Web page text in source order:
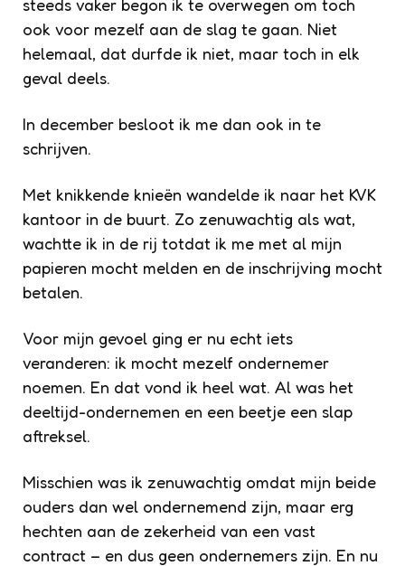
steeds vaker begon ik te overwegen om toch
ook voor mezelf aan de slag te gaan. Niet
helemaal, dat durfde ik niet, maar toch in elk
geval deels.
In december besloot ik me dan ook in te
schrijven.
Met knikkende knieën wandelde ik naar het KVK
kantoor in de buurt. Zo zenuwachtig als wat,
wachtte ik in de rij totdat ik me met al mijn
papieren mocht melden en de inschrijving mocht
betalen.
Voor mijn gevoel ging er nu echt iets
veranderen: ik mocht mezelf ondernemer
noemen. En dat vond ik heel wat. Al was het
deeltijd-ondernemen en een beetje een slap
aftreksel.
Misschien was ik zenuwachtig omdat mijn beide
ouders dan wel ondernemend zijn, maar erg
hechten aan de zekerheid van een vast
contract – en dus geen ondernemers zijn. En nu